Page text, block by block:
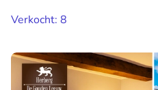
Verkocht: 8